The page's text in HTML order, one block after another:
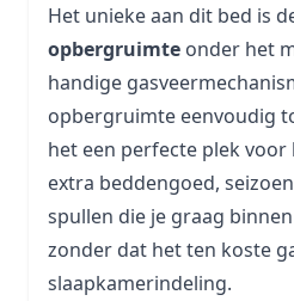
Het unieke aan dit bed is
opbergruimte onder het
handige
opbergruimte eenvoudig
het een perfecte plek
extra beddengoed,
spullen die je graag
zonder dat het ten koste
slaapkamerindeling.